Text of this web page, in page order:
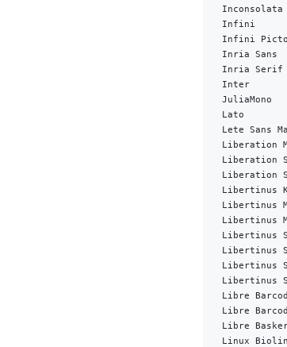
Inconsolata
Infini
Infini Picto
Inria Sans
Inria Serif
Inter
JuliaMono
Lato
Lete Sans
Liberation
Liberation
Liberation
Libertinus
Libertinus
Libertinus
Libertinus
Libertinus
Libertinus
Libertinus
Libre
Libre
Libre
Linux